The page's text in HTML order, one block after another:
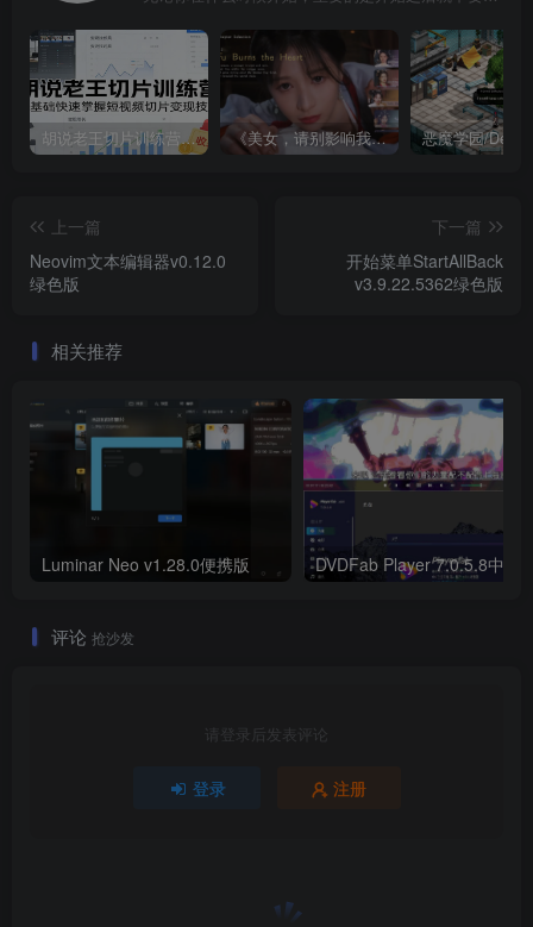
胡说老王切片训练营，零基础快速掌握短视频切片变现技巧 《美女，请别影响我成仙全球版》中文版
上一篇
Neovim文本编辑器v0.12.0
绿色版
下一篇
开始菜单StartAllBack
v3.9.22.5362绿色版
相关推荐
Luminar Neo v1.28.0便携版 DVDFab Player 7.0.5.8中文
评论 抢沙发
请登录后发表评论
登录 注册